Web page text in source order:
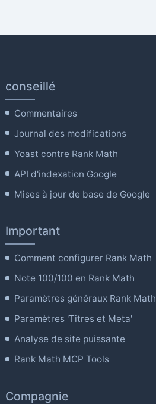
conseillé
Commentaires
Journal des modifications
Yoast contre Rank Math
API d'indexation Google
Mises à jour de base de Google
Important
Comment configurer Rank Math
Note 100/100 en Rank Math
Paramètres généraux Rank Math
Paramètres 'Titres et Meta'
Analyse de site puissante
Rank Math MCP Tools
Compagnie